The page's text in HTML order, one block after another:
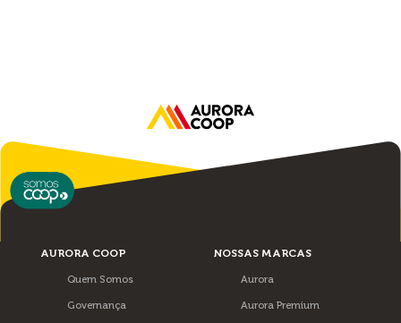
AURORA COOP
Quem Somos
Governança
NOSSAS MARCAS
Aurora
Aurora Premium